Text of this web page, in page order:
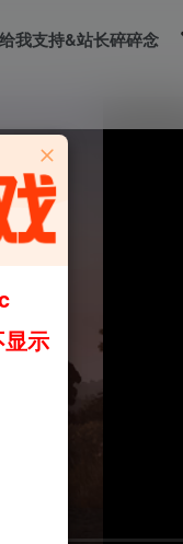
我支持&站长碎碎念
示